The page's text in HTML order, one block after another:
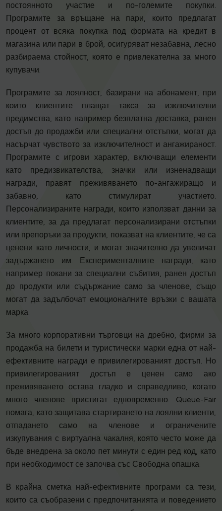
постоянното участие и по-големите покупки.
Програмите за връщане на пари, които предлагат
процент от всяка покупка под формата на кредит в
магазина или пари в брой, осигуряват незабавна, лесно
разбираема стойност, която е привлекателна за много
купувачи.
Програмите за лоялност, базирани на абонамент, при
които клиентите плащат такса за изключителни
предимства, като например безплатна доставка, ранен
достъп до продажби или специални отстъпки, могат да
насърчат чувството за изключителност и ангажираност.
Програмите с игрови характер, включващи елементи
като предизвикателства, значки или изненадващи
награди, правят преживяването по-ангажиращо и
забавно, като стимулират участието.
Персонализираните награди, които използват данни за
клиентите, за да предлагат персонализирани отстъпки
или препоръки за продукти, показват на клиентите, че са
ценени като личности, и могат значително да увеличат
задържането им. Експерименталните награди, като
например покани за специални събития, ранен достъп
до продукти или съдържание само за членове, също
могат да задълбочат емоционалните връзки с вашата
марка.
За много корпоративни търговци на дребно, фирми за
продажба на билети и туристически марки една от най-
ефективните награди е привилегированият достъп. Но
привилегированият достъп е ценен само ако
преживяването остава гладко и справедливо, когато
много членове пристигат едновременно. Queue-Fair
помага, като защитава стартирането на лоялни клиенти,
отпадането само на членове и ограничените
изкупувания с виртуална чакалня, която често може да
бъде внедрена за около пет минути с един ред код, като
при необходимост се започва със Свободна опашка.
В крайна сметка най-ефективните програми са тези,
които са съобразени с предпочитанията и поведението